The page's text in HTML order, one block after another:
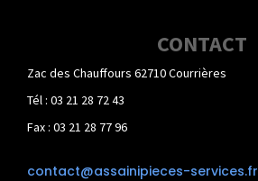
CONTACT
Zac des Chauffours 62710 Courrières
Tél : 03 21 28 72 43
Fax : 03 21 28 77 96
contact@assainipieces-services.fr